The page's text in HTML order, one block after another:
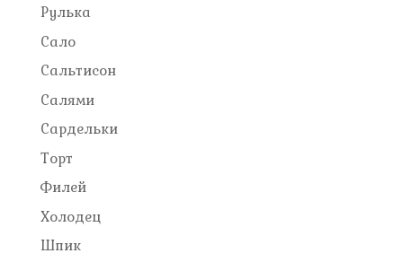
Рулька
Сало
Сальтисон
Салями
Сардельки
Торт
Филей
Холодец
Шпик